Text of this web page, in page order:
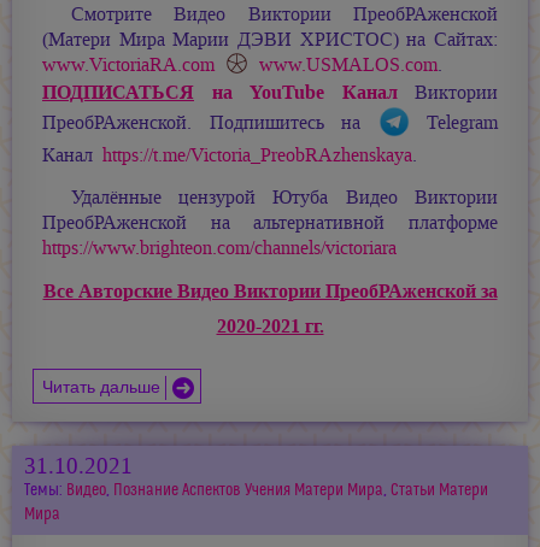
Смотрите Видео Виктории ПреобРАженской
(Матери МираМарии ДЭВИ ХРИСТОС) на Сайтах:
www.VictoriaRA.com
www.USMALOS.com.
ПОДПИСАТЬСЯ на YouTube КаналВиктории
ПреобРАженской. Подпишитесь на
Telegram
Канал https://t.me/Victoria_PreobRAzhenskaya.
Удалённые цензурой Ютуба Видео Виктории
ПреобРАженской на альтернативной платформе
https://www.brighteon.com/channels/victoriara
Все Авторские Видео Виктории ПреобРАженской за
2020-2021 гг.
Читать дальше
31.10.2021
Темы: Видео, Познание Аспектов Учения Матери Мира, Статьи Матери
Мира